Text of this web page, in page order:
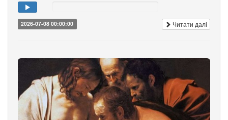
2026-07-08 00:00:00 Читати далі